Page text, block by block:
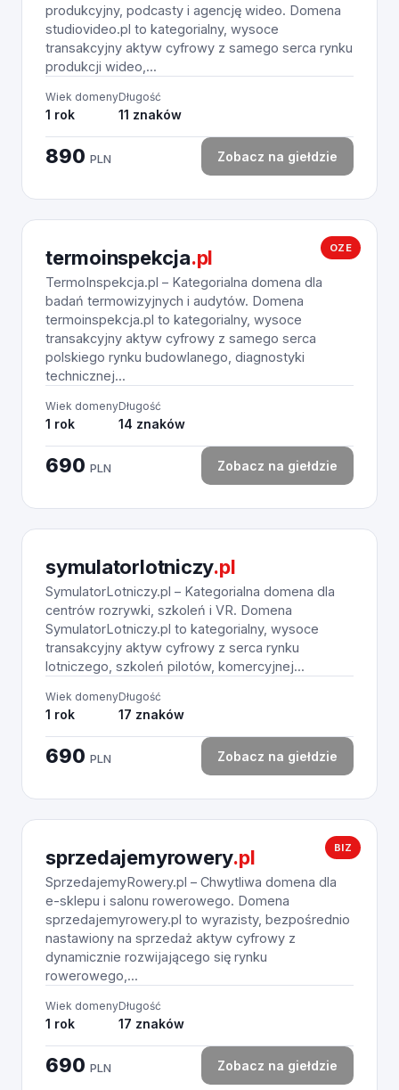
produkcyjny, podcasty i agencję wideo. Domena
studiovideo.pl to kategorialny, wysoce
transakcyjny aktyw cyfrowy z samego serca rynku
produkcji wideo,...
Wiek domeny
1 rok
Długość
11 znaków
890 PLN Zobacz na giełdzie
OZE
termoinspekcja.pl
TermoInspekcja.pl – Kategorialna domena dla
badań termowizyjnych i audytów. Domena
termoinspekcja.pl to kategorialny, wysoce
transakcyjny aktyw cyfrowy z samego serca
polskiego rynku budowlanego, diagnostyki
technicznej...
Wiek domeny
1 rok
Długość
14 znaków
690 PLN Zobacz na giełdzie
symulatorlotniczy.pl
SymulatorLotniczy.pl – Kategorialna domena dla
centrów rozrywki, szkoleń i VR. Domena
SymulatorLotniczy.pl to kategorialny, wysoce
transakcyjny aktyw cyfrowy z serca rynku
lotniczego, szkoleń pilotów, komercyjnej...
Wiek domeny
1 rok
Długość
17 znaków
690 PLN Zobacz na giełdzie
BIZ
sprzedajemyrowery.pl
SprzedajemyRowery.pl – Chwytliwa domena dla
e-sklepu i salonu rowerowego. Domena
sprzedajemyrowery.pl to wyrazisty, bezpośrednio
nastawiony na sprzedaż aktyw cyfrowy z
dynamicznie rozwijającego się rynku
rowerowego,...
Wiek domeny
1 rok
Długość
17 znaków
690 PLN Zobacz na giełdzie